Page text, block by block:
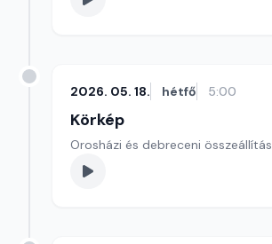
2026. 05. 18. hétfő 5:00
Körkép
Orosházi és debreceni összeállítás